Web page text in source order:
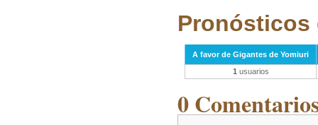
Pronósticos
A favor de Gigantes de Yomiuri
1 usuarios
0